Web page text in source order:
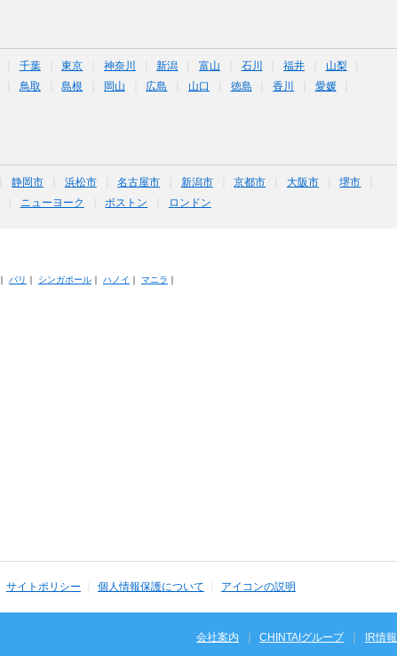
千葉 東京 神奈川 新潟 富山 石川 福井
山梨
鳥取 島根 岡山 広島 山口 徳島 香川
愛媛
静岡市 浜松市 名古屋市 新潟市 京都市 大阪市
堺市
ニューヨーク ボストン ロンドン
｜ パリ ｜ シンガポール｜ ハノイ ｜ マニラ ｜
サイトポリシー 個人情報保護について アイコンの説明
会社案内 CHINTAIグループ IR情報